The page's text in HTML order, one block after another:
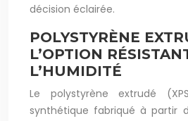
décision éclairée.
POLYSTYRÈNE
L’OPTION
L’HUMIDITÉ
Le polystyrène extrudé
synthétique fabriqué à partir